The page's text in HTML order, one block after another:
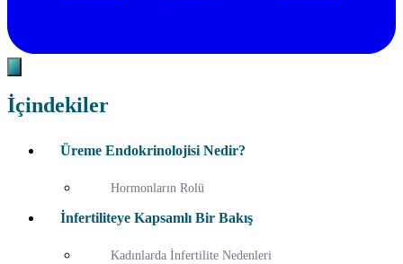
İçindekiler
Üreme Endokrinolojisi Nedir?
Hormonların Rolü
İnfertiliteye Kapsamlı Bir Bakış
Kadınlarda İnfertilite Nedenleri